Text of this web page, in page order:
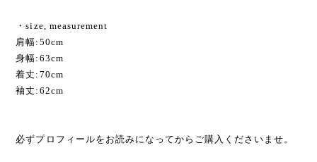
・size, measurement
肩幅:50cm
身幅:63cm
着丈:70cm
袖丈:62cm
必ずプロフィールをお読みになってからご購入くださいませ。